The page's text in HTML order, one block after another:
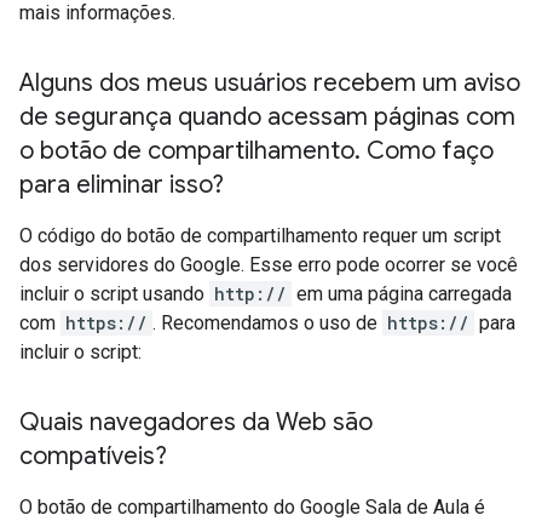
mais informações.
Alguns dos meus usuários recebem um aviso
de segurança quando acessam páginas com
o botão de compartilhamento. Como faço
para eliminar isso?
O código do botão de compartilhamento requer um script
dos servidores do Google. Esse erro pode ocorrer se você
incluir o script usando http:// em uma página carregada
com https:// . Recomendamos o uso de https:// para
incluir o script:
Quais navegadores da Web são
compatíveis?
O botão de compartilhamento do Google Sala de Aula é